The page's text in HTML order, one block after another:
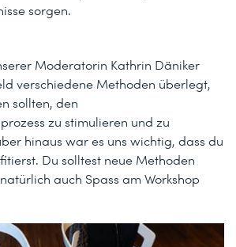
sorgen.
Moderatorin Kathrin Däniker
verschiedene Methoden überlegt,
sollten, den
zu stimulieren und zu
hinaus war es uns wichtig, dass du
Du solltest neue Methoden
auch Spass am Workshop